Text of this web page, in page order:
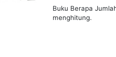
Buku Berapa
menghitung.